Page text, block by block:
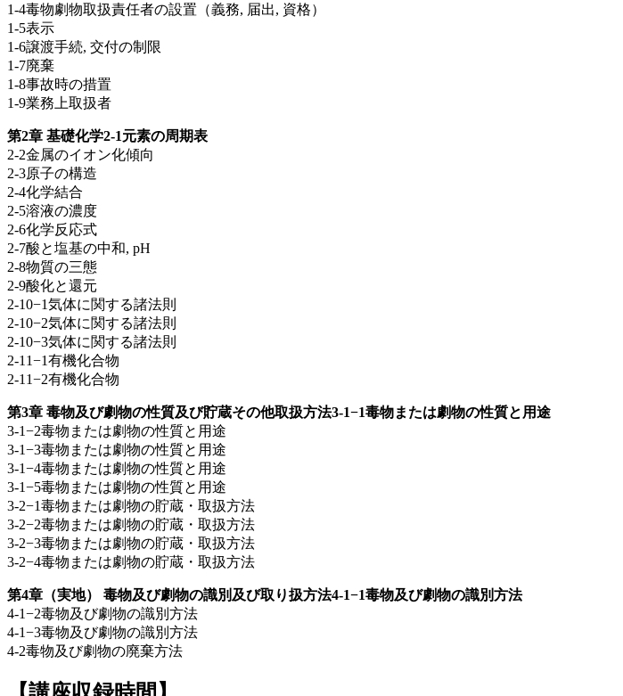
1-4毒物劇物取扱責任者の設置（義務, 届出, 資格）
1-5表示
1-6譲渡手続, 交付の制限
1-7廃棄
1-8事故時の措置
1-9業務上取扱者
第2章 基礎化学2-1元素の周期表
2-2金属のイオン化傾向
2-3原子の構造
2-4化学結合
2-5溶液の濃度
2-6化学反応式
2-7酸と塩基の中和, pH
2-8物質の三態
2-9酸化と還元
2-10−1気体に関する諸法則
2-10−2気体に関する諸法則
2-10−3気体に関する諸法則
2-11−1有機化合物
2-11−2有機化合物
第3章 毒物及び劇物の性質及び貯蔵その他取扱方法3-1−1毒物または劇物の性質と用途
3-1−2毒物または劇物の性質と用途
3-1−3毒物または劇物の性質と用途
3-1−4毒物または劇物の性質と用途
3-1−5毒物または劇物の性質と用途
3-2−1毒物または劇物の貯蔵・取扱方法
3-2−2毒物または劇物の貯蔵・取扱方法
3-2−3毒物または劇物の貯蔵・取扱方法
3-2−4毒物または劇物の貯蔵・取扱方法
第4章（実地） 毒物及び劇物の識別及び取り扱方法4-1−1毒物及び劇物の識別方法
4-1−2毒物及び劇物の識別方法
4-1−3毒物及び劇物の識別方法
4-2毒物及び劇物の廃棄方法